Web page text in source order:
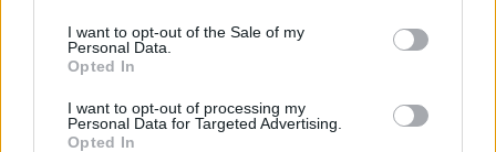
I want to opt-out of the Sale of my
Personal Data.
Opted In
I want to opt-out of processing my
Personal Data for Targeted Advertising.
Opted In